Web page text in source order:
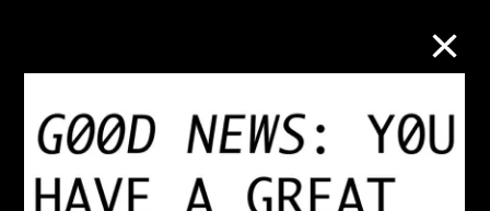
M+藏品
進一步篩選